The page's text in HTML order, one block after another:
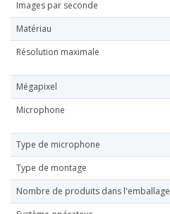
Images par seconde
Matériau
Résolution maximale
Mégapixel
Microphone
Type de microphone
Type de montage
Nombre de produits dans l'emballage